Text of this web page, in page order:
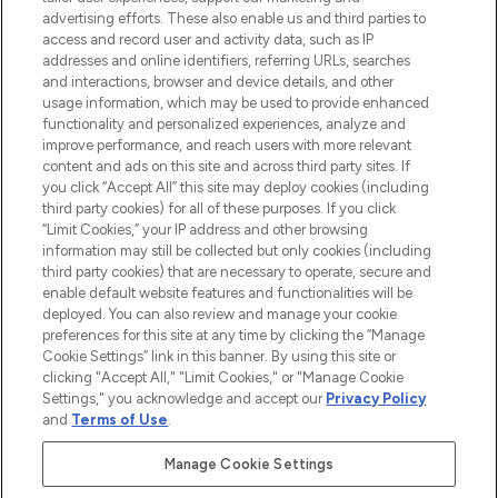
l’application, avec la livraison offerte dès
55€ d'achat.
Consentement aux cookies
Do Not Sell or Share My Personal
Information
AIDE ET INFORMATIONS
INFORMATIONS GÉNÉRALES
À PROPOS DE LOOKFANTASTIC
Payer en toute sécurité avec
advertising efforts. These also enable us and third parties to
access and record user and activity data, such as IP
addresses and online identifiers, referring URLs, searches
and interactions, browser and device details, and other
usage information, which may be used to provide enhanced
functionality and personalized experiences, analyze and
improve performance, and reach users with more relevant
content and ads on this site and across third party sites. If
you click “Accept All” this site may deploy cookies (including
third party cookies) for all of these purposes. If you click
“Limit Cookies,” your IP address and other browsing
information may still be collected but only cookies (including
third party cookies) that are necessary to operate, secure and
enable default website features and functionalities will be
deployed. You can also review and manage your cookie
preferences for this site at any time by clicking the “Manage
Cookie Settings” link in this banner. By using this site or
clicking "Accept All," "Limit Cookies," or "Manage Cookie
Settings," you acknowledge and accept our Privacy Policy
and Terms of Use.
Manage Cookie Settings